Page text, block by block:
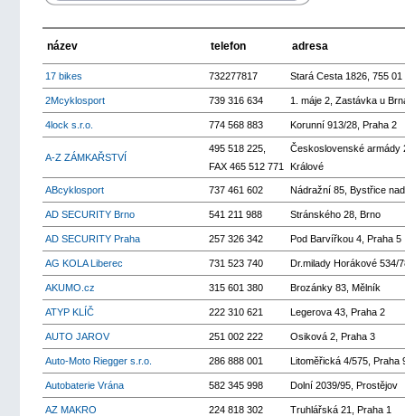
název telefon adresa
17 bikes 732277817 Stará Cesta 1826, 755 01
2Mcyklosport 739 316 634 1. máje 2, Zastávka u
4lock s.r.o. 774 568 883 Korunní 913/28, Praha 2
A-Z ZÁMKAŘSTVÍ
495 518 225,
FAX 465 512 771
Československé armády
Králové
ABcyklosport 737 461 602 Nádražní 85, Bystřice
AD SECURITY Brno 541 211 988 Stránského 28, Brno
AD SECURITY Praha 257 326 342 Pod Barvířkou 4, Praha 5
AG KOLA Liberec 731 523 740 Dr.milady Horákové 534/
AKUMO.cz 315 601 380 Brozánky 83, Mělník
ATYP KLÍČ 222 310 621 Legerova 43, Praha 2
AUTO JAROV 251 002 222 Osiková 2, Praha 3
Auto-Moto Riegger s.r.o. 286 888 001 Litoměřická 4/575, Praha
Autobaterie Vrána 582 345 998 Dolní 2039/95, Prostějov
AZ MAKRO 224 818 302 Truhlářská 21, Praha 1